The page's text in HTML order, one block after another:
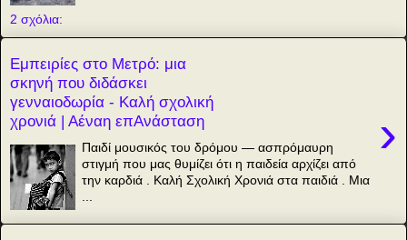
2 σχόλια:
Εμπειρίες στο Μετρό: μια
σκηνή που διδάσκει
γενναιοδωρία - Καλή σχολική
χρονιά | Αέναη επΑνάσταση
›
Παιδί μουσικός του δρόμου — ασπρόμαυρη
στιγμή που μας θυμίζει ότι η παιδεία αρχίζει από
την καρδιά . Καλή Σχολική Χρονιά στα παιδιά . Μια